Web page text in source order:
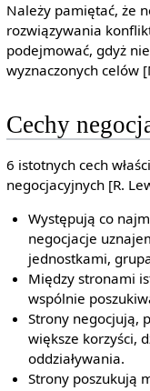
Należy pamiętać, że
rozwiązywania
podejmować, gdyż
wyznaczonych celów
Cechy
6 istotnych cech
negocjacyjnych [R.
Występują co
negocjacje
jednostkami,
Między stronami
wspólnie
Strony negocjują,
większe korzyści,
oddziaływania.
Strony poszukują